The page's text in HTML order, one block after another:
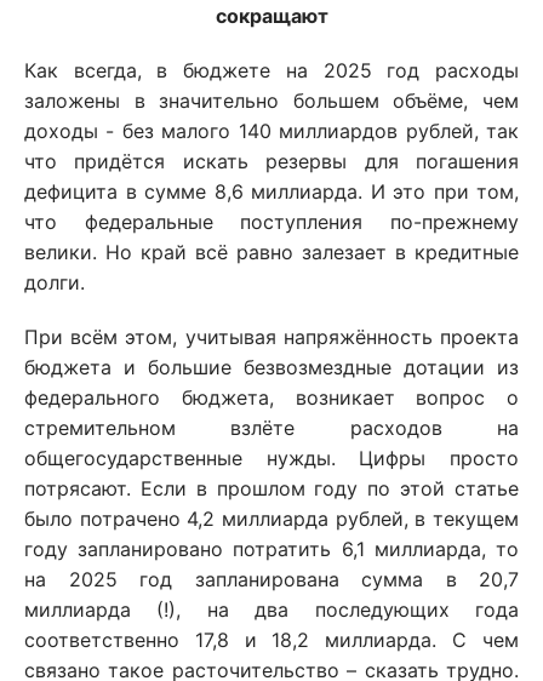
сокращают
Как всегда, в бюджете на 2025 год расходы
заложены в значительно большем объёме, чем
доходы - без малого 140 миллиардов рублей, так
что придётся искать резервы для погашения
дефицита в сумме 8,6 миллиарда. И это при том,
что федеральные поступления по-прежнему
велики. Но край всё равно залезает в кредитные
долги.
При всём этом, учитывая напряжённость проекта
бюджета и большие безвозмездные дотации из
федерального бюджета, возникает вопрос о
стремительном взлёте расходов на
общегосударственные нужды. Цифры просто
потрясают. Если в прошлом году по этой статье
было потрачено 4,2 миллиарда рублей, в текущем
году запланировано потратить 6,1 миллиарда, то
на 2025 год запланирована сумма в 20,7
миллиарда (!), на два последующих года
соответственно 17,8 и 18,2 миллиарда. С чем
связано такое расточительство – сказать трудно.